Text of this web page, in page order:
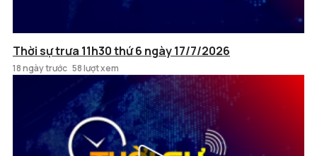
Thời sự trưa 11h30 thứ 6 ngày 17/7/2026
18 ngày trước 58 lượt xem